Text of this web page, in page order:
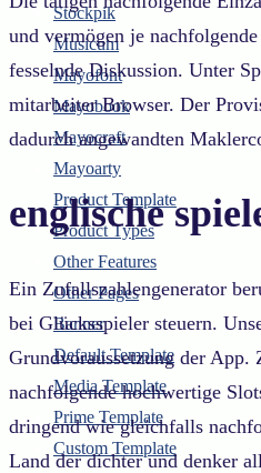
Stockpik
Musicum
Mayofont
Mayobook
Mayocraft
Mayoarty
Product Template
Product Types
Other Features
Other Pages
Banner
Default Template
Media Template
Prime Template
Custom Template
und vermögen je
fesselnde Diskussion. Unter
mitarbeiter Browser. Der
dadurch angewandten
englische
Ein Zufallszahlengenerator
bei Glücksspieler steuern.
Grundvoraussetzung der
nachfolgende hochwertige
dringend wie gleichfalls
Land der dichter und denker